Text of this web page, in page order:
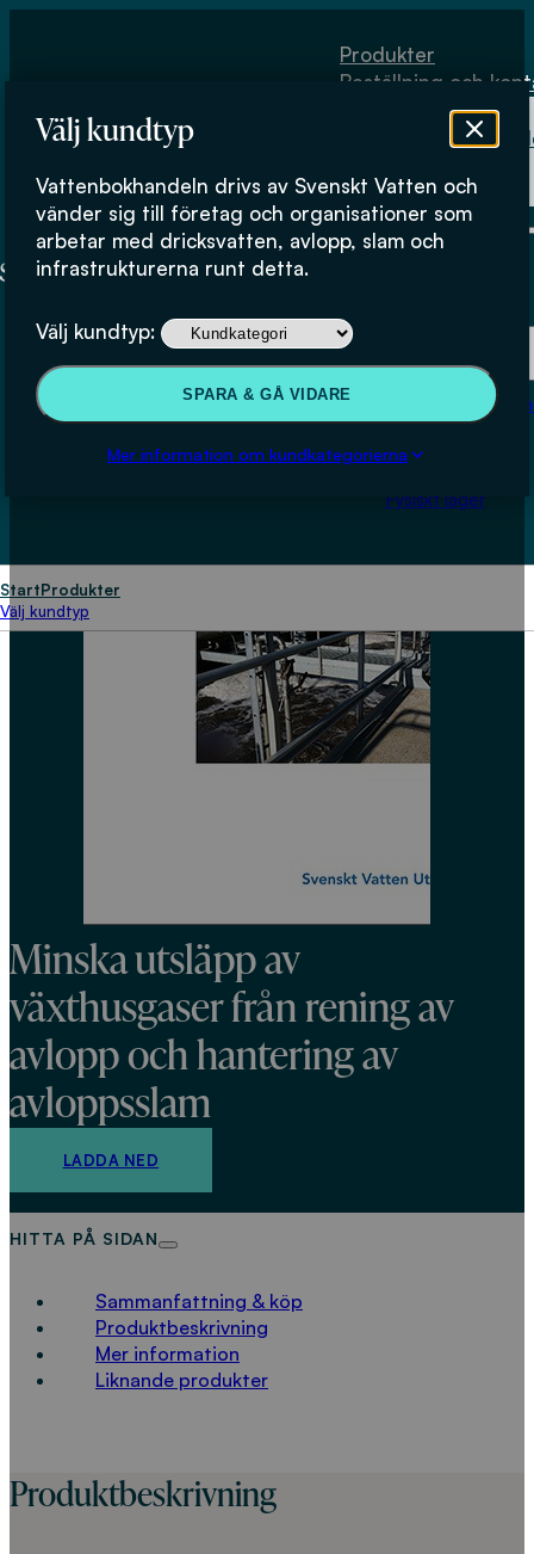
Välj kundtyp
Vattenbokhandeln drivs av Svenskt Vatten och
vänder sig till företag och organisationer som
arbetar med dricksvatten, avlopp, slam och
infrastrukturerna runt detta.
Välj kundtyp:
SPARA & GÅ VIDARE
Mer information om kundkategorierna
Produkter
Beställning och
Fysiskt lager
Beställning och kontakt
Om
Köpvillkor
Fysiskt lager
StartProdukter
Välj kundtyp
Minska utsläpp av
växthusgaser från rening av
avlopp och hantering av
avloppsslam
LADDA NED
HITTA PÅ SIDAN
Sammanfattning & köp
Produktbeskrivning
Mer information
Liknande produkter
Produktbeskrivning